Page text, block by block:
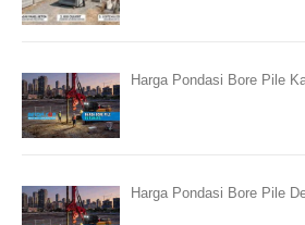
Harga Pondasi Bore Pile
Harga Pondasi Bore Pile